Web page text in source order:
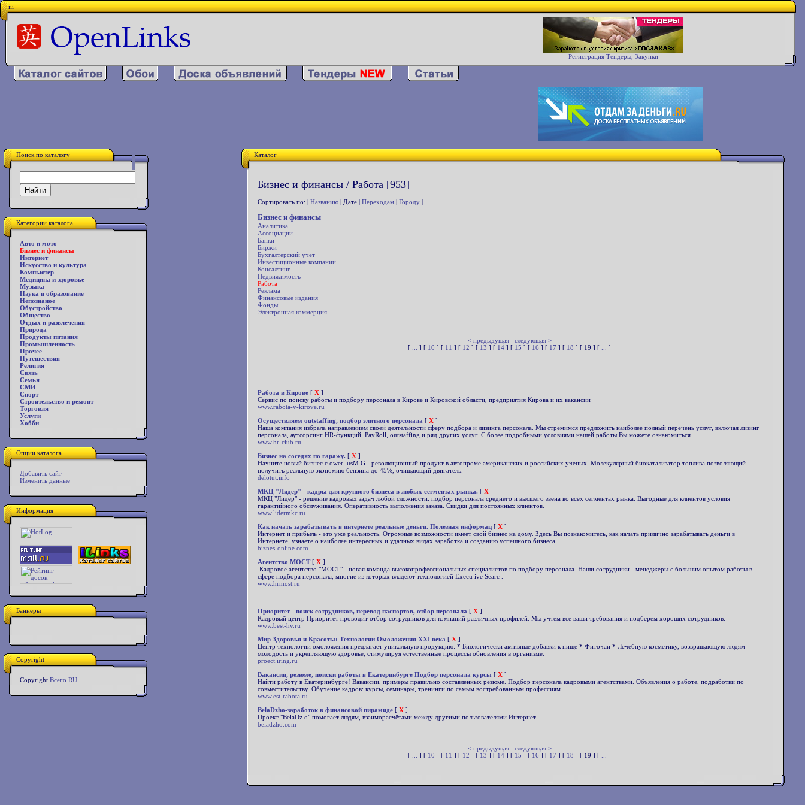
iii
Регистрация Тендеры, Закупки
Поиск по каталогу
Категории каталога
Авто и мото
Бизнес и финансы
Интернет
Искусство и культура
Компьютер
Медицина и здоровье
Музыка
Наука и образование
Непознаное
Обустройство
Общество
Отдых и развлечения
Природа
Продукты питания
Промышленность
Прочее
Путешествия
Религия
Связь
Семья
СМИ
Спорт
Строительство и ремонт
Торговля
Услуги
Хобби
Опции каталога
Добавить сайт
Изменить данные
Информация
Баннеры
Copyright
Copyright Всего.RU
Каталог
Бизнес и финансы / Работа [953]
Сортировать по: | Названию | Дате | Переходам | Городу |
Бизнес и финансы
Аналитика
Ассоциации
Банки
Биржи
Бухгалтерский учет
Инвестиционные компании
Консалтинг
Недвижимость
Работа
Реклама
Финансовые издания
Фонды
Электронная коммерция
< предыдущая
следующая >
[
] [ 10 ] [ 11 ] [ 12 ] [ 13 ] [ 14 ] [ 15 ] [ 16 ] [ 17 ] [ 18 ] [ 19 ] [ ]
Работа в Кирове [ X ]
Сервис по поиску работы и подбору персонала в Кирове и Кировской области, предприятия Кирова и их вакансии
www.rabota-v-kirove.ru
Осуществляем outstaffing, подбор элитного персонала [ X ]
Наша компания избрала направлением своей деятельности сферу подбора и лизинга персонала. Мы стремимся предложить наиболее полный перечень услуг, включая лизинг
персонала, аутсорсинг HR-функций, PayRoll, outstaffing и ряд других услуг. С более подробными условиями нашей работы Вы можете ознакомиться ...
www.hr-club.ru
Бизнес на соседях по гаражу. [ X ]
Начните новый бизнес с ower lusM G - революционный продукт в автопроме американских и российских ученых. Молекулярный биокатализатор топлива позволяющий
получить реальную экономию бензина до 45%, очищающий двигатель.
delotut.info
МКЦ "Лидер" - кадры для крупного бизнеса в любых сегментах рынка. [ X ]
МКЦ "Лидер" - решение кадровых задач любой сложности: подбор персонала среднего и высшего звена во всех сегментах рынка. Выгодные для клиентов условия
гарантийного обслуживания. Оперативность выполнения заказа. Скидки для постоянных клиентов.
www.lidermkc.ru
Как начать зарабатывать в интернете реальные деньги. Полезная информац [ X ]
Интернет и прибыль - это уже реальность. Огромные возможности имеет свой бизнес на дому. Здесь Вы познакомитесь, как начать прилично зарабатывать деньги в
Интернете, узнаете о наиболее интересных и удачных видах заработка и созданию успешного бизнеса.
biznes-online.com
Агентство МОСТ [ X ]
.Кадровое агентство "МОСТ" - новая команда высокопрофессиональных специалистов по подбору персонала. Наши сотрудники - менеджеры с большим опытом работы в
сфере подбора персонала, многие из которых владеют технологией Execu ive Searc .
www.hrmost.ru
Приоритет - поиск сотрудников, перевод паспортов, отбор персонала [ X ]
Кадровый центр Приоритет проводит отбор сотрудников для компаний различных профилей. Мы учтем все ваши требования и подберем хороших сотрудников.
www.best-hv.ru
Мир Здоровья и Красоты: Технологии Омоложения XXI века [ X ]
Центр технологии омоложения предлагает уникальную продукцию: * Биологически активные добавки к пище * Фиточаи * Лечебную косметику, возвращающую людям
молодость и укрепляющую здоровье, стимулируя естественные процессы обновления в организме.
proect.iring.ru
Вакансии, резюме, поиски работы в Екатеринбурге Подбор персонала курсы [ X ]
Найти работу в Екатеринбурге! Вакансии, примеры правильно составленных резюме. Подбор персонала кадровыми агентствами. Объявления о работе, подработки по
совместительству. Обучение кадров: курсы, семинары, тренинги по самым востребованным профессиям
www.est-rabota.ru
BelaDzho-заработок в финансовой пирамиде [ X ]
Проект "BelaDz o" помогает людям, взаиморасчётами между другими пользователями Интернет.
beladzho.com
< предыдущая
следующая >
[
] [ 10 ] [ 11 ] [ 12 ] [ 13 ] [ 14 ] [ 15 ] [ 16 ] [ 17 ] [ 18 ] [ 19 ] [ ]